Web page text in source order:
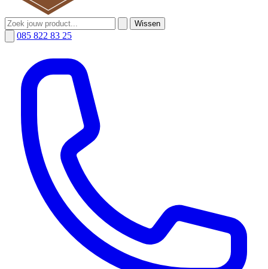
Wissen
085 822 83 25